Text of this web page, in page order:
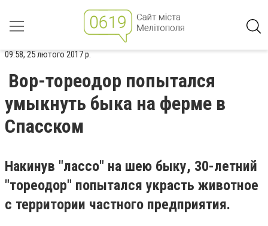
09:58, 25 лютого 2017 р.
Вор-тореодор попытался
умыкнуть быка на ферме в
Спасском
Накинув "лассо" на шею быку, 30-летний
"тореодор" попытался украсть животное
с территории частного предприятия.